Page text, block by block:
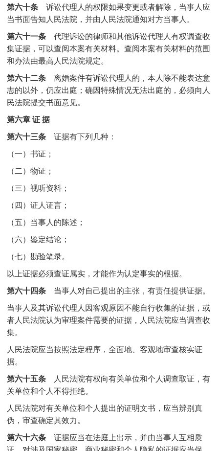
第六十条诉讼代理人的权限如果变更或者解除，当事人应
当书面告知人民法院，并由人民法院通知对方当事人。
第六十一条代理诉讼的律师和其他诉讼代理人有权调查收
集证据，可以查阅本案有关材料。查阅本案有关材料的范围
和办法由最高人民法院规定。
第六十二条离婚案件有诉讼代理人的，本人除不能表达意
志的以外，仍应出庭；确因特殊情况无法出庭的，必须向人
民法院提交书面意见。
第六章 证 据
第六十三条证据有下列几种：
（一）书证；
（二）物证；
（三）视听资料；
（四）证人证言；
（五）当事人的陈述；
（六）鉴定结论；
（七）勘验笔录。
以上证据必须查证属实，才能作为认定事实的根据。
第六十四条 当事人对自己提出的主张，有责任提供证据。
当事人及其诉讼代理人因客观原因不能自行收集的证据，或
者人民法院认为审理案件需要的证据，人民法院应当调查收
集。
人民法院应当按照法定程序，全面地、客观地审查核实证
据。
第六十五条 人民法院有权向有关单位和个人调查取证，有
关单位和个人不得拒绝。
人民法院对有关单位和个人提出的证明文书，应当辨别真
伪，审查确定其效力。
第六十六条证据应当在法庭上出示，并由当事人互相质